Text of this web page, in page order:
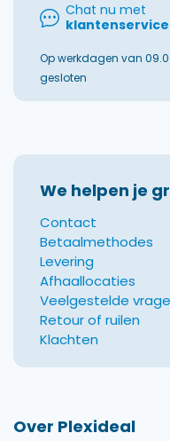
Chat nu met
klantenservice
Op werkdagen van
gesloten
We helpen je
Contact
Betaalmethodes
Levering
Afhaallocaties
Veelgestelde
Retour of ruilen
Klachten
Over Plexideal